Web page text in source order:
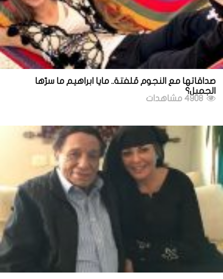
صداقاتها مع النجوم مُلفتة.. مايا ابراهيم ما سرّها
الجميل؟